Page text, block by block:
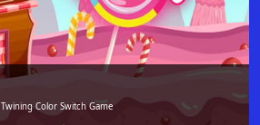
Twining Color Switch Game